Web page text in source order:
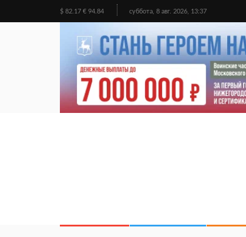
$ 82.17 € 94.84 суббота, 8 авг. 2026, 13:37